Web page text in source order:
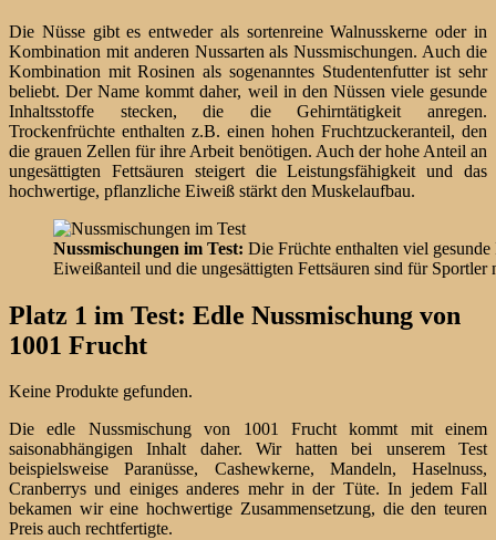
Die Nüsse gibt es entweder als sortenreine Walnusskerne oder in
Kombination mit anderen Nussarten als Nussmischungen. Auch die
Kombination mit Rosinen als sogenanntes Studentenfutter ist sehr
beliebt. Der Name kommt daher, weil in den Nüssen viele gesunde
Inhaltsstoffe stecken, die die Gehirntätigkeit anregen.
Trockenfrüchte enthalten z.B. einen hohen Fruchtzuckeranteil, den
die grauen Zellen für ihre Arbeit benötigen. Auch der hohe Anteil an
ungesättigten Fettsäuren steigert die Leistungsfähigkeit und das
hochwertige, pflanzliche Eiweiß stärkt den Muskelaufbau.
Nussmischungen im Test: Die Früchte enthalten viel
Eiweißanteil und die ungesättigten Fettsäuren sind für Sportler
Platz 1 im Test: Edle Nussmischung von
1001 Frucht
Keine Produkte gefunden.
Die edle Nussmischung von 1001 Frucht kommt mit einem
saisonabhängigen Inhalt daher. Wir hatten bei unserem Test
beispielsweise Paranüsse, Cashewkerne, Mandeln, Haselnuss,
Cranberrys und einiges anderes mehr in der Tüte. In jedem Fall
bekamen wir eine hochwertige Zusammensetzung, die den teuren
Preis auch rechtfertigte.